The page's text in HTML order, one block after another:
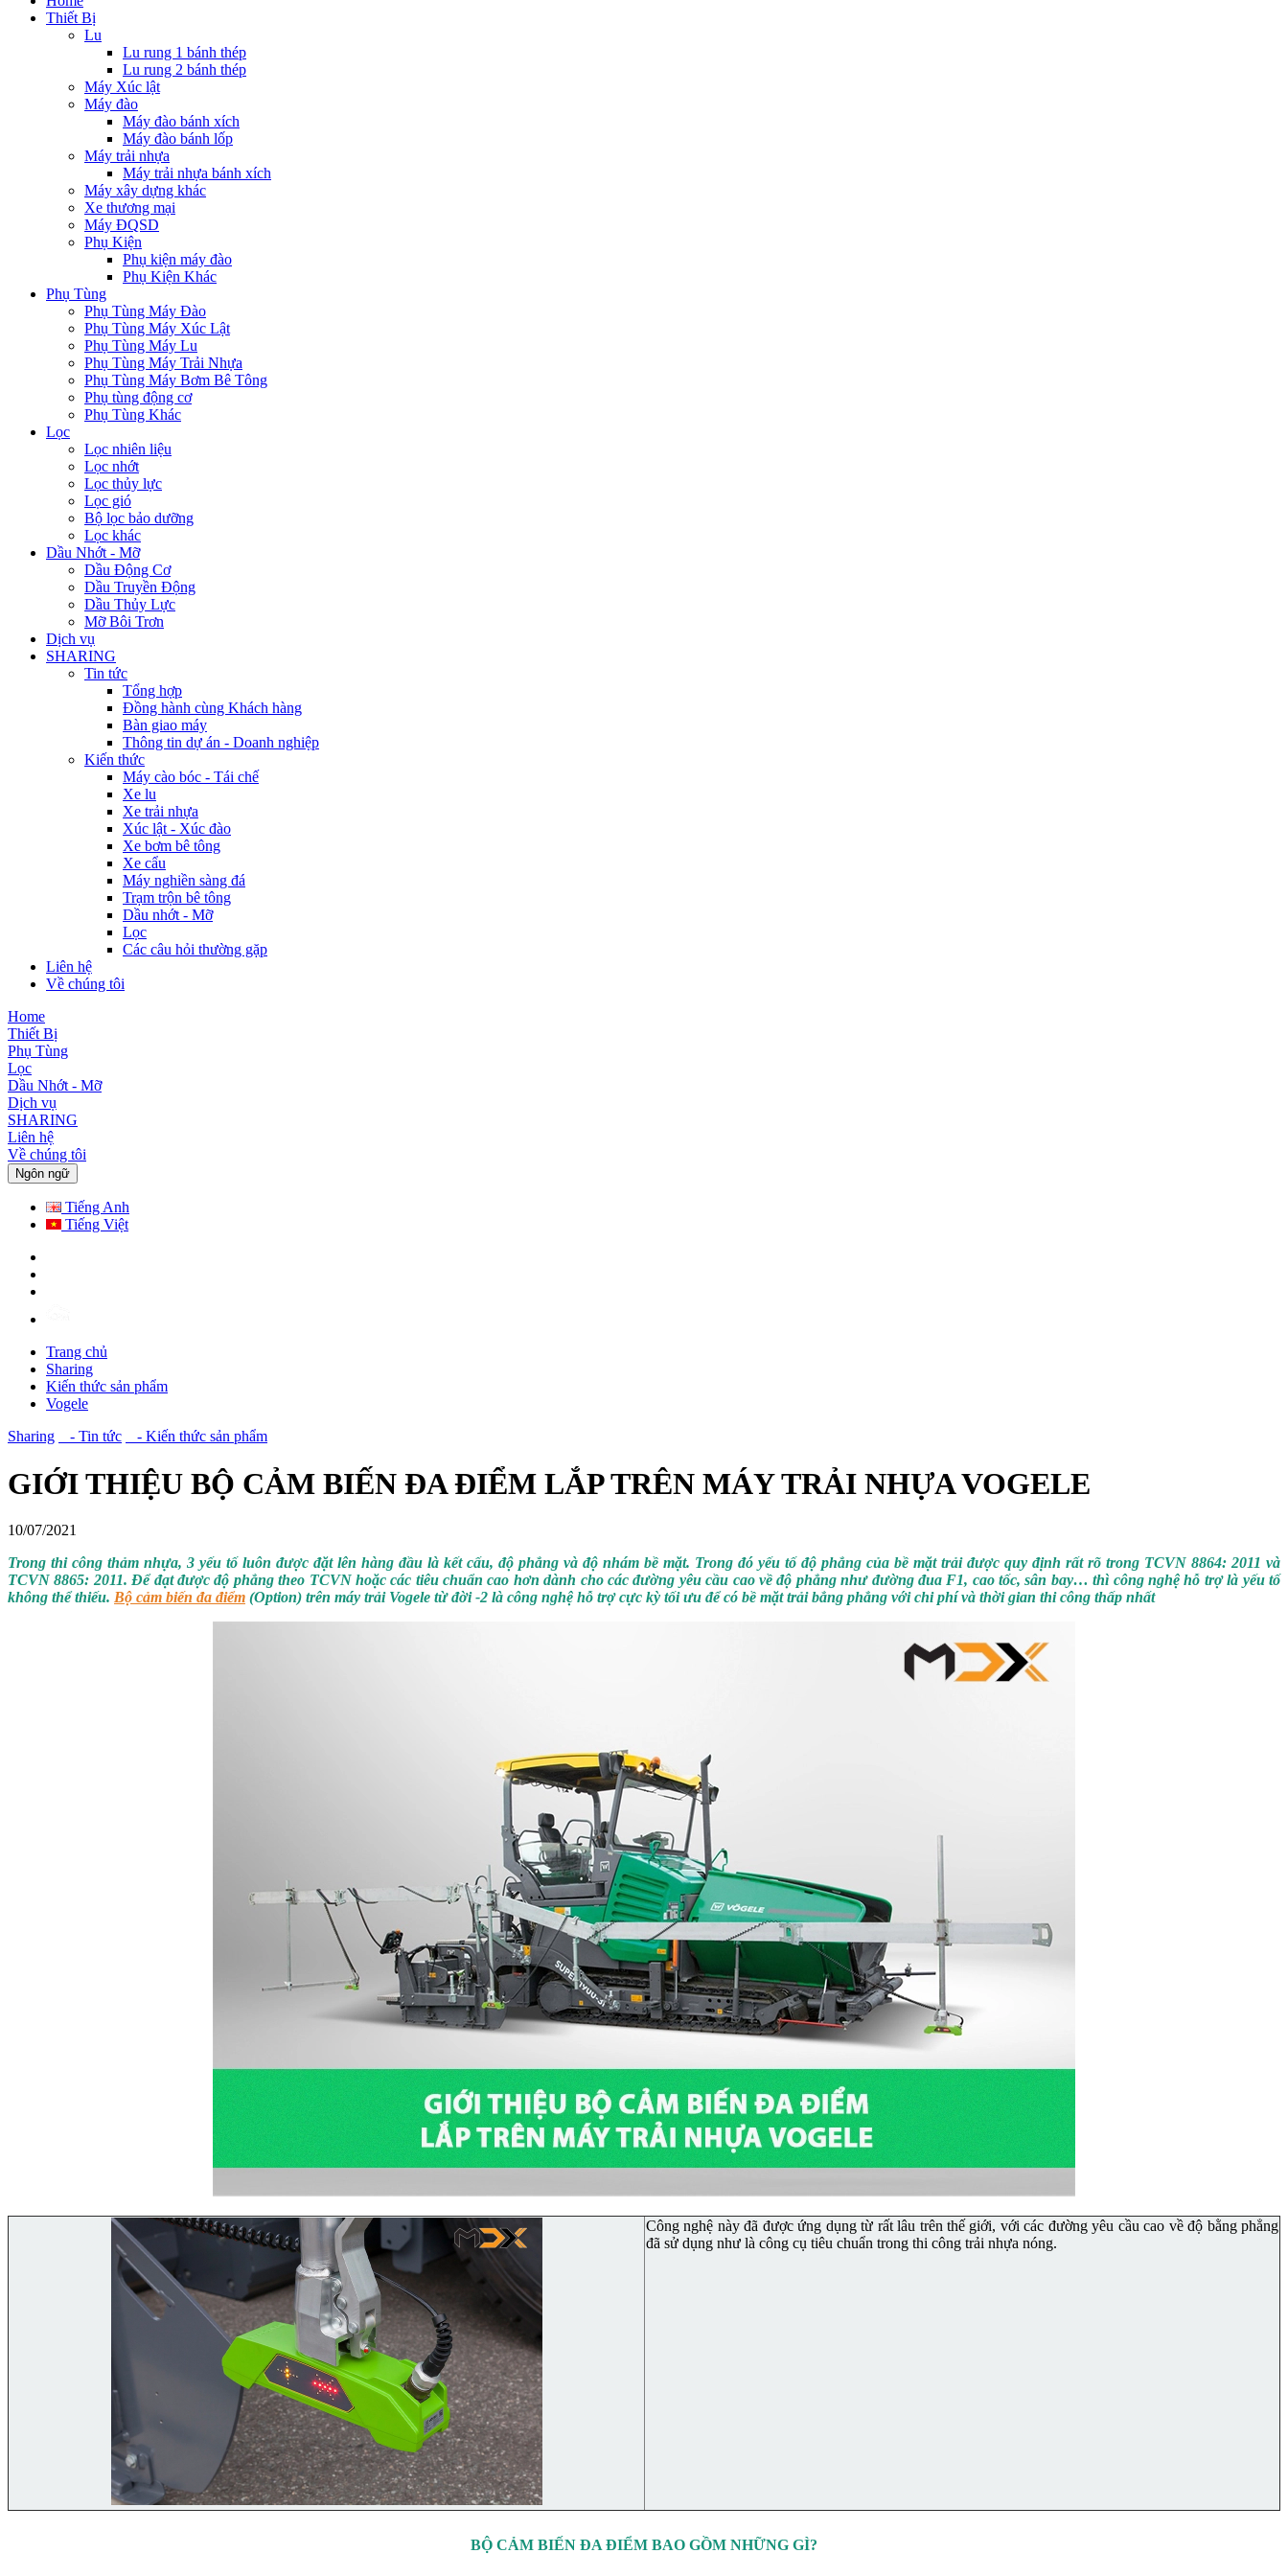
Thiết Bị
Lu
Lu rung 1 bánh thép
Lu rung 2 bánh thép
Máy Xúc lật
Máy đào
Máy đào bánh xích
Máy đào bánh lốp
Máy trải nhựa
Máy trải nhựa bánh xích
Máy xây dựng khác
Xe thương mại
Máy ĐQSD
Phụ Kiện
Phụ kiện máy đào
Phụ Kiện Khác
Phụ Tùng
Phụ Tùng Máy Đào
Phụ Tùng Máy Xúc Lật
Phụ Tùng Máy Lu
Phụ Tùng Máy Trải Nhựa
Phụ Tùng Máy Bơm Bê Tông
Phụ tùng động cơ
Phụ Tùng Khác
Lọc
Lọc nhiên liệu
Lọc nhớt
Lọc thủy lực
Lọc gió
Bộ lọc bảo dưỡng
Lọc khác
Dầu Nhớt - Mỡ
Dầu Động Cơ
Dầu Truyền Động
Dầu Thủy Lực
Mỡ Bôi Trơn
Dịch vụ
SHARING
Tin tức
Tổng hợp
Đồng hành cùng Khách hàng
Bàn giao máy
Thông tin dự án - Doanh nghiệp
Kiến thức
Máy cào bóc - Tái chế
Xe lu
Xe trải nhựa
Xúc lật - Xúc đào
Xe bơm bê tông
Xe cẩu
Máy nghiền sàng đá
Trạm trộn bê tông
Dầu nhớt - Mỡ
Lọc
Các câu hỏi thường gặp
Liên hệ
Về chúng tôi
Home
Thiết Bị
Phụ Tùng
Lọc
Dầu Nhớt - Mỡ
Dịch vụ
SHARING
Liên hệ
Về chúng tôi
Ngôn ngữ
Tiếng Anh
Tiếng Việt
Trang chủ
Sharing
Kiến thức sản phẩm
Vogele
Sharing
- Tin tức - Kiến thức sản phẩm
GIỚI THIỆU BỘ CẢM BIẾN ĐA ĐIỂM LẮP TRÊN MÁY TRẢI NHỰA VOGELE
10/07/2021
Trong thi công thảm nhựa, 3 yếu tố luôn được đặt lên hàng đầu là kết cấu, độ phẳng và độ nhám bề mặt. Trong đó yếu tố độ phẳng của bề mặt trải được quy định rất rõ trong TCVN 8864: 2011 và
TCVN 8865: 2011. Để đạt được độ phẳng theo TCVN hoặc các tiêu chuẩn cao hơn dành cho các đường yêu cầu cao về độ phẳng như đường đua F1, cao tốc, sân bay… thì công nghệ hỗ trợ là yếu tố
không thể thiếu. Bộ cảm biến đa điểm (Option) trên máy trải Vogele từ đời -2 là công nghệ hỗ trợ cực kỳ tối ưu để có bề mặt trải bẳng phẳng với chi phí và thời gian thi công thấp nhất
Công nghệ này đã được ứng dụng từ rất lâu trên thế giới, với các đường yêu cầu cao về độ bằng phẳng
đã sử dụng như là công cụ tiêu chuẩn trong thi công trải nhựa nóng.
BỘ CẢM BIẾN ĐA ĐIỂM BAO GỒM NHỮNG GÌ?